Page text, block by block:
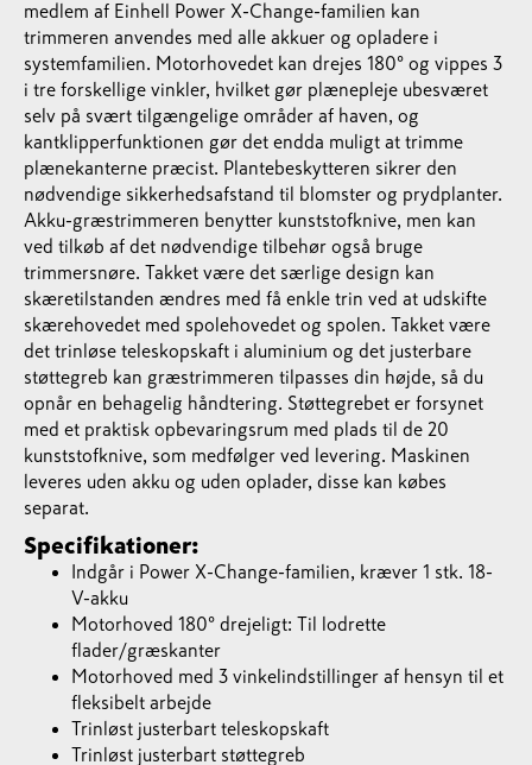
medlem af Einhell Power X-Change-familien kan
trimmeren anvendes med alle akkuer og opladere i
systemfamilien. Motorhovedet kan drejes 180° og vippes 3
i tre forskellige vinkler, hvilket gør plænepleje ubesværet
selv på svært tilgængelige områder af haven, og
kantklipperfunktionen gør det endda muligt at trimme
plænekanterne præcist. Plantebeskytteren sikrer den
nødvendige sikkerhedsafstand til blomster og prydplanter.
Akku-græstrimmeren benytter kunststofknive, men kan
ved tilkøb af det nødvendige tilbehør også bruge
trimmersnøre. Takket være det særlige design kan
skæretilstanden ændres med få enkle trin ved at udskifte
skærehovedet med spolehovedet og spolen. Takket være
det trinløse teleskopskaft i aluminium og det justerbare
støttegreb kan græstrimmeren tilpasses din højde, så du
opnår en behagelig håndtering. Støttegrebet er forsynet
med et praktisk opbevaringsrum med plads til de 20
kunststofknive, som medfølger ved levering. Maskinen
leveres uden akku og uden oplader, disse kan købes
separat.
Specifikationer:
Indgår i Power X-Change-familien, kræver 1 stk. 18-
V-akku
Motorhoved 180° drejeligt: Til lodrette
flader/græskanter
Motorhoved med 3 vinkelindstillinger af hensyn til et
fleksibelt arbejde
Trinløst justerbart teleskopskaft
Trinløst justerbart støttegreb